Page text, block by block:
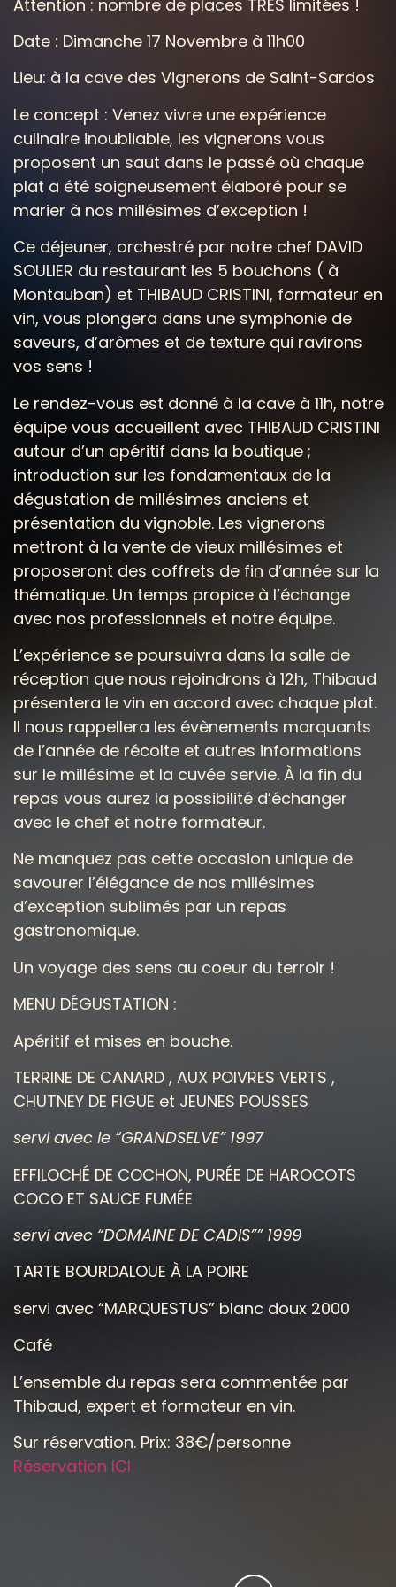
Attention : nombre de places TRÉS limitées !
Date : Dimanche 17 Novembre à 11h00
Lieu: à la cave des Vignerons de Saint-Sardos
Le concept : Venez vivre une expérience
culinaire inoubliable, les vignerons vous
proposent un saut dans le passé où chaque
plat a été soigneusement élaboré pour se
marier à nos millésimes d’exception !
Ce déjeuner, orchestré par notre chef DAVID
SOULIER du restaurant les 5 bouchons ( à
Montauban) et THIBAUD CRISTINI, formateur en
vin, vous plongera dans une symphonie de
saveurs, d’arômes et de texture qui ravirons
vos sens !
Le rendez-vous est donné à la cave à 11h, notre
équipe vous accueillent avec THIBAUD CRISTINI
autour d’un apéritif dans la boutique ;
introduction sur les fondamentaux de la
dégustation de millésimes anciens et
présentation du vignoble. Les vignerons
mettront à la vente de vieux millésimes et
proposeront des coffrets de fin d’année sur la
thématique. Un temps propice à l’échange
avec nos professionnels et notre équipe.
L’expérience se poursuivra dans la salle de
réception que nous rejoindrons à 12h, Thibaud
présentera le vin en accord avec chaque plat.
Il nous rappellera les évènements marquants
de l’année de récolte et autres informations
sur le millésime et la cuvée servie. À la fin du
repas vous aurez la possibilité d’échanger
avec le chef et notre formateur.
Ne manquez pas cette occasion unique de
savourer l’élégance de nos millésimes
d’exception sublimés par un repas
gastronomique.
Un voyage des sens au coeur du terroir !
MENU DÉGUSTATION :
Apéritif et mises en bouche.
TERRINE DE CANARD , AUX POIVRES VERTS ,
CHUTNEY DE FIGUE et JEUNES POUSSES
servi avec le “GRANDSELVE” 1997
EFFILOCHÉ DE COCHON, PURÉE DE HAROCOTS
COCO ET SAUCE FUMÉE
servi avec “DOMAINE DE CADIS”” 1999
TARTE BOURDALOUE À LA POIRE
servi avec “MARQUESTUS” blanc doux 2000
Café
L’ensemble du repas sera commentée par
Thibaud, expert et formateur en vin.
Sur réservation. Prix: 38€/personne
Réservation ICI